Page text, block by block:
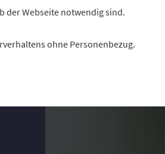
der Webseite notwendig sind.
ohne Personenbezug.